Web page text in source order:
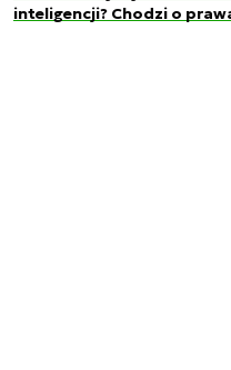
inteligencji? Chodzi o